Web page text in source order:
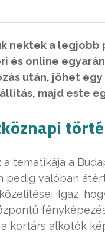
nektek a legjobb
és online
után, jöhet
majd este
tematikája a
pedig valóban
Igaz,
kortárs alkotók